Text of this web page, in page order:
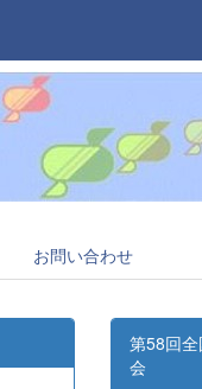
お問い合わせ
第58回
会